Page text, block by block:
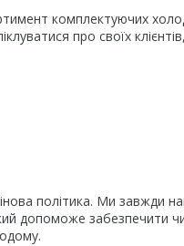
комплектуючих
про своїх
політика. Ми завжди
допоможе забезпечити